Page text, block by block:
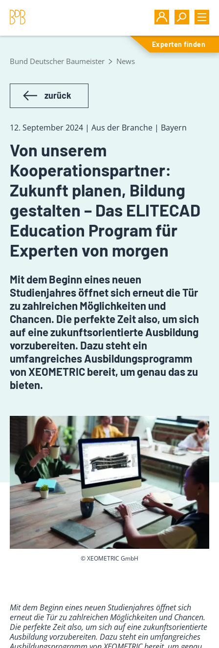
Experten finden
Bund Deutscher Baumeister News
zurück
12. September 2024 | Aus der Branche | Bayern
Von unserem
Kooperationspartner:
Zukunft planen, Bildung
gestalten – Das ELITECAD
Education Program für
Experten von morgen
Mit dem Beginn eines neuen
Studienjahres öffnet sich erneut die Tür
zu zahlreichen Möglichkeiten und
Chancen. Die perfekte Zeit also, um sich
auf eine zukunftsorientierte Ausbildung
vorzubereiten. Dazu steht ein
umfangreiches Ausbildungsprogramm
von XEOMETRIC bereit, um genau das zu
bieten.
© XEOMETRIC GmbH
Mit dem Beginn eines neuen Studienjahres öffnet sich
erneut die Tür zu zahlreichen Möglichkeiten und Chancen.
Die perfekte Zeit also, um sich auf eine zukunftsorientierte
Ausbildung vorzubereiten. Dazu steht ein umfangreiches